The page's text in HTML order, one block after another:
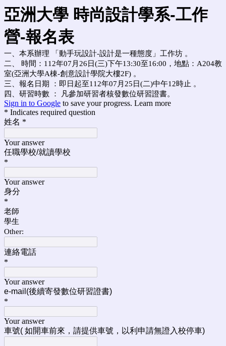
亞洲大學 時尚設計學系-工作
營-報名表
一、本系辦理 「動手玩設計-設計是一種態度」工作坊 。
二、 時間：112年07月26日(三)下午13:30至16:00，地點：A204教
室(亞洲大學A棟-創意設計學院大樓2F) 。
三、報名日期 ：即日起至112年07月25日(二)中午12時止 。
四、研習時數 ： 凡參加研習者核發數位研習證書。
Sign in to Google to save your progress. Learn more
* Indicates required question
姓名 *
Your answer
任職學校/就讀學校
*
Your answer
身分
*
老師
學生
Other:
連絡電話
*
Your answer
e-mail(後續寄發數位研習證書)
*
Your answer
車號( 如開車前來，請提供車號，以利申請無證入校停車)